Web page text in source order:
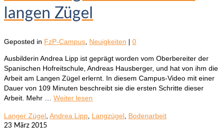
langen Zügel
Geposted in FzP-Campus Neuigkeiten | 0
Ausbilderin Andrea Lipp ist geprägt worden vom Oberbereiter der
Spanischen Hofreitschule, Andreas Hausberger, und hat von ihm die
Arbeit am Langen Zügel erlernt. In diesem Campus-Video mit einer
Dauer von 109 Minuten beschreibt sie die ersten Schritte dieser
Arbeit. Mehr … Weiter lesen
Langer Zügel Andrea Lipp Langzügel Bodenarbeit
23 März 2015